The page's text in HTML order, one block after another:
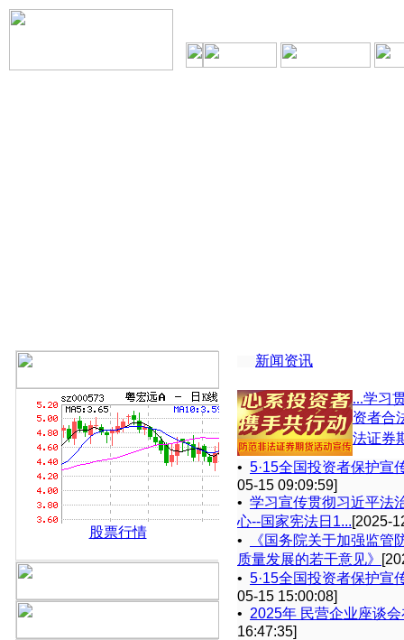
股票行情
新闻资讯
...学习
资者合
法证券
• 5·15全国投资者保护宣
05-15 09:09:59]
• 学习宣传贯彻习近平法
心--国家宪法日1...[2025-
•
《国务院关于加强监管
质量发展的若干意见》
• 5·15全国投资者保护宣
05-15 15:00:08]
• 2025年 民营企业座谈
16:47:35]